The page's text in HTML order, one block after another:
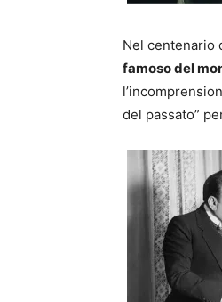
Nel centenario
famoso del
del passato”